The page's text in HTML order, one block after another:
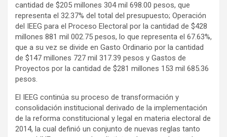
cantidad de $205 millones 304 mil 698.00 pesos, que
representa el 32.37% del total del presupuesto; Operación
del IEEG para el Proceso Electoral por la cantidad de $428
millones 881 mil 002.75 pesos, lo que representa el 67.63%,
que a su vez se divide en Gasto Ordinario por la cantidad
de $147 millones 727 mil 317.39 pesos y Gastos de
Proyectos por la cantidad de $281 millones 153 mil 685.36
pesos.
El IEEG continúa su proceso de transformación y
consolidación institucional derivado de la implementación
de la reforma constitucional y legal en materia electoral de
2014, la cual definió un conjunto de nuevas reglas tanto